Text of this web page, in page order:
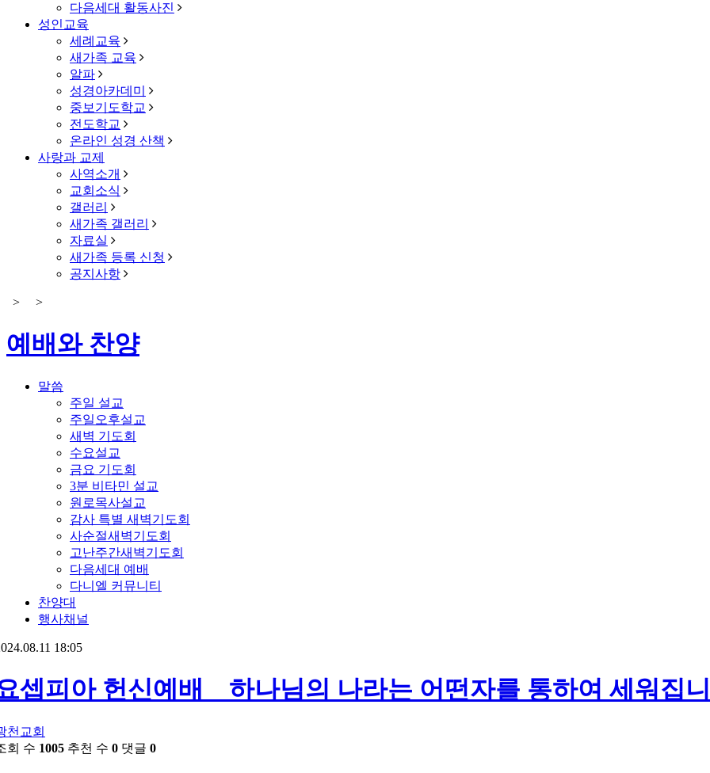
다음세대 활동사진
성인교육
세례교육
새가족 교육
알파
성경아카데미
중보기도학교
전도학교
온라인 성경 산책
사랑과 교제
사역소개
교회소식
갤러리
새가족 갤러리
자료실
새가족 등록 신청
공지사항
> >
예배와 찬양
말씀
주일 설교
주일오후설교
새벽 기도회
수요설교
금요 기도회
3분 비타민 설교
원로목사설교
감사 특별 새벽기도회
사순절새벽기도회
고난주간새벽기도회
다음세대 예배
다니엘 커뮤니티
찬양대
행사채널
18:05
셉피아 헌신예배 _ 하나님의 나라는 어떤자를 통하여 세워집
천교회
회 수 1005 추천 수 0 댓글 0